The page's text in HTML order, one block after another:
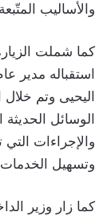
والأساليب
كما شملت
استقباله مدير
اليحيى وتم
الوسائل
والإجراءات التي
وتسهيل
كما زار وزير